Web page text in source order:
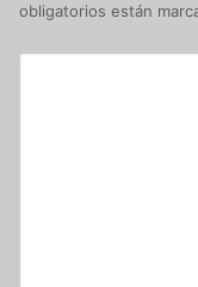
obligatorios están